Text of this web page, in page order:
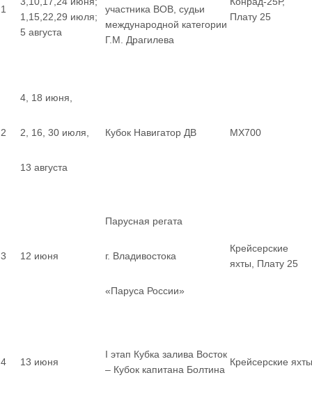
1
1,15,22,29 июля;
5 августа
участника ВОВ, судьи
международной категории
Г.М. Драгилева
Плату 25
2
4, 18 июня,
2, 16, 30 июля,
13 августа
Кубок Навигатор ДВ MX700
3 12 июня
Парусная регата
г. Владивостока
«Паруса России»
Крейсерские
яхты, Плату 25
4 13 июня
I этап Кубка залива Восток
– Кубок капитана Болтина
Крейсерские яхты